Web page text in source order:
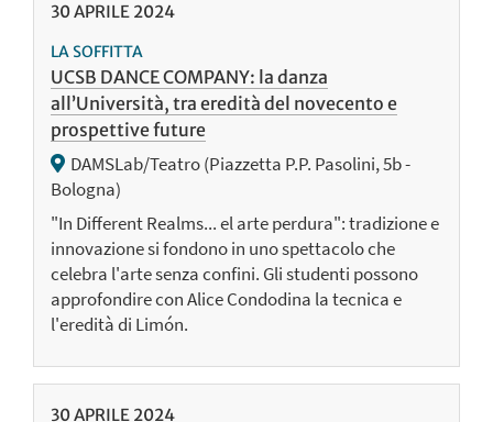
30APRILE 2024
LA SOFFITTA
UCSB DANCE COMPANY: la danza
all’Università, tra eredità del novecento e
prospettive future
DAMSLab/Teatro (Piazzetta P.P. Pasolini, 5b -
Bologna)
"In Different Realms... el arte perdura": tradizione e
innovazione si fondono in uno spettacolo che
celebra l'arte senza confini. Gli studenti possono
approfondire con Alice Condodina la tecnica e
l'eredità di Limón.
30APRILE 2024